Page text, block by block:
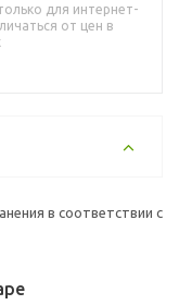
для интернет-
от цен в
в соответствии с